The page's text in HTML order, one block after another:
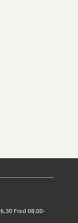
Fred 08,00-